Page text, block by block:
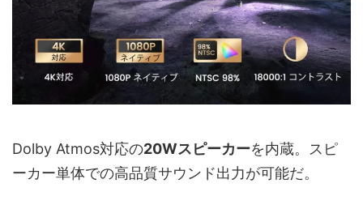
Dolby Atmos対応の20Wスピーカーを内蔵。スピ
ーカー単体での高品質サウンド出力が可能だ。